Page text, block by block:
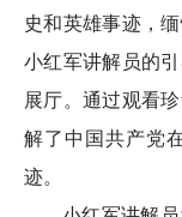
史和英雄事迹，
小红军讲解员的
展厅。通过观看
解了中国共产党
迹。